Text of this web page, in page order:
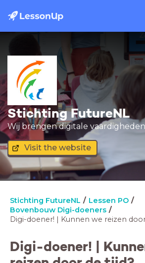
Stichting FutureNL
Wij brengen digitale
Visit the website
Stichting FutureNL
Lessen PO
Bovenbouw Digi-doeners
Digi-doener! | Kunnen we reizen
Digi-doener! |